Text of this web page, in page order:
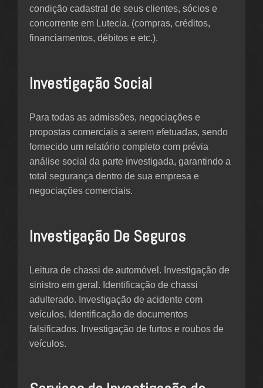
condição cadastral de seus clientes, sócios e
concorrente em Lutecia. (compras, créditos,
financiamentos, débitos e etc.).
Investigação Social
Para todas as admissões, negociações e
propostas comerciais a serem efetuadas, sendo
fornecido um relatório completo com prévia
análise social da parte investigada, garantindo a
total segurança dentro de sua empresa e
negociações comerciais.
Investigação De Seguros
Leitura de chassi de automóvel. Investigação de
sinistro em geral. Identificação de chassi
adulterado. Investigação de acidente com
veículos. Identificação de documentos
falsificados. Investigação de furtos e roubos de
veículos.